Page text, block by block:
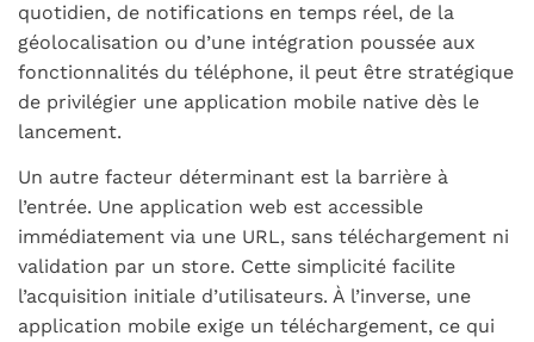
quotidien, de notifications en temps réel, de la
géolocalisation ou d’une intégration poussée aux
fonctionnalités du téléphone, il peut être stratégique
de privilégier une application mobile native dès le
lancement.
Un autre facteur déterminant est la barrière à
l’entrée. Une application web est accessible
immédiatement via une URL, sans téléchargement ni
validation par un store. Cette simplicité facilite
l’acquisition initiale d’utilisateurs. À l’inverse, une
application mobile exige un téléchargement, ce qui